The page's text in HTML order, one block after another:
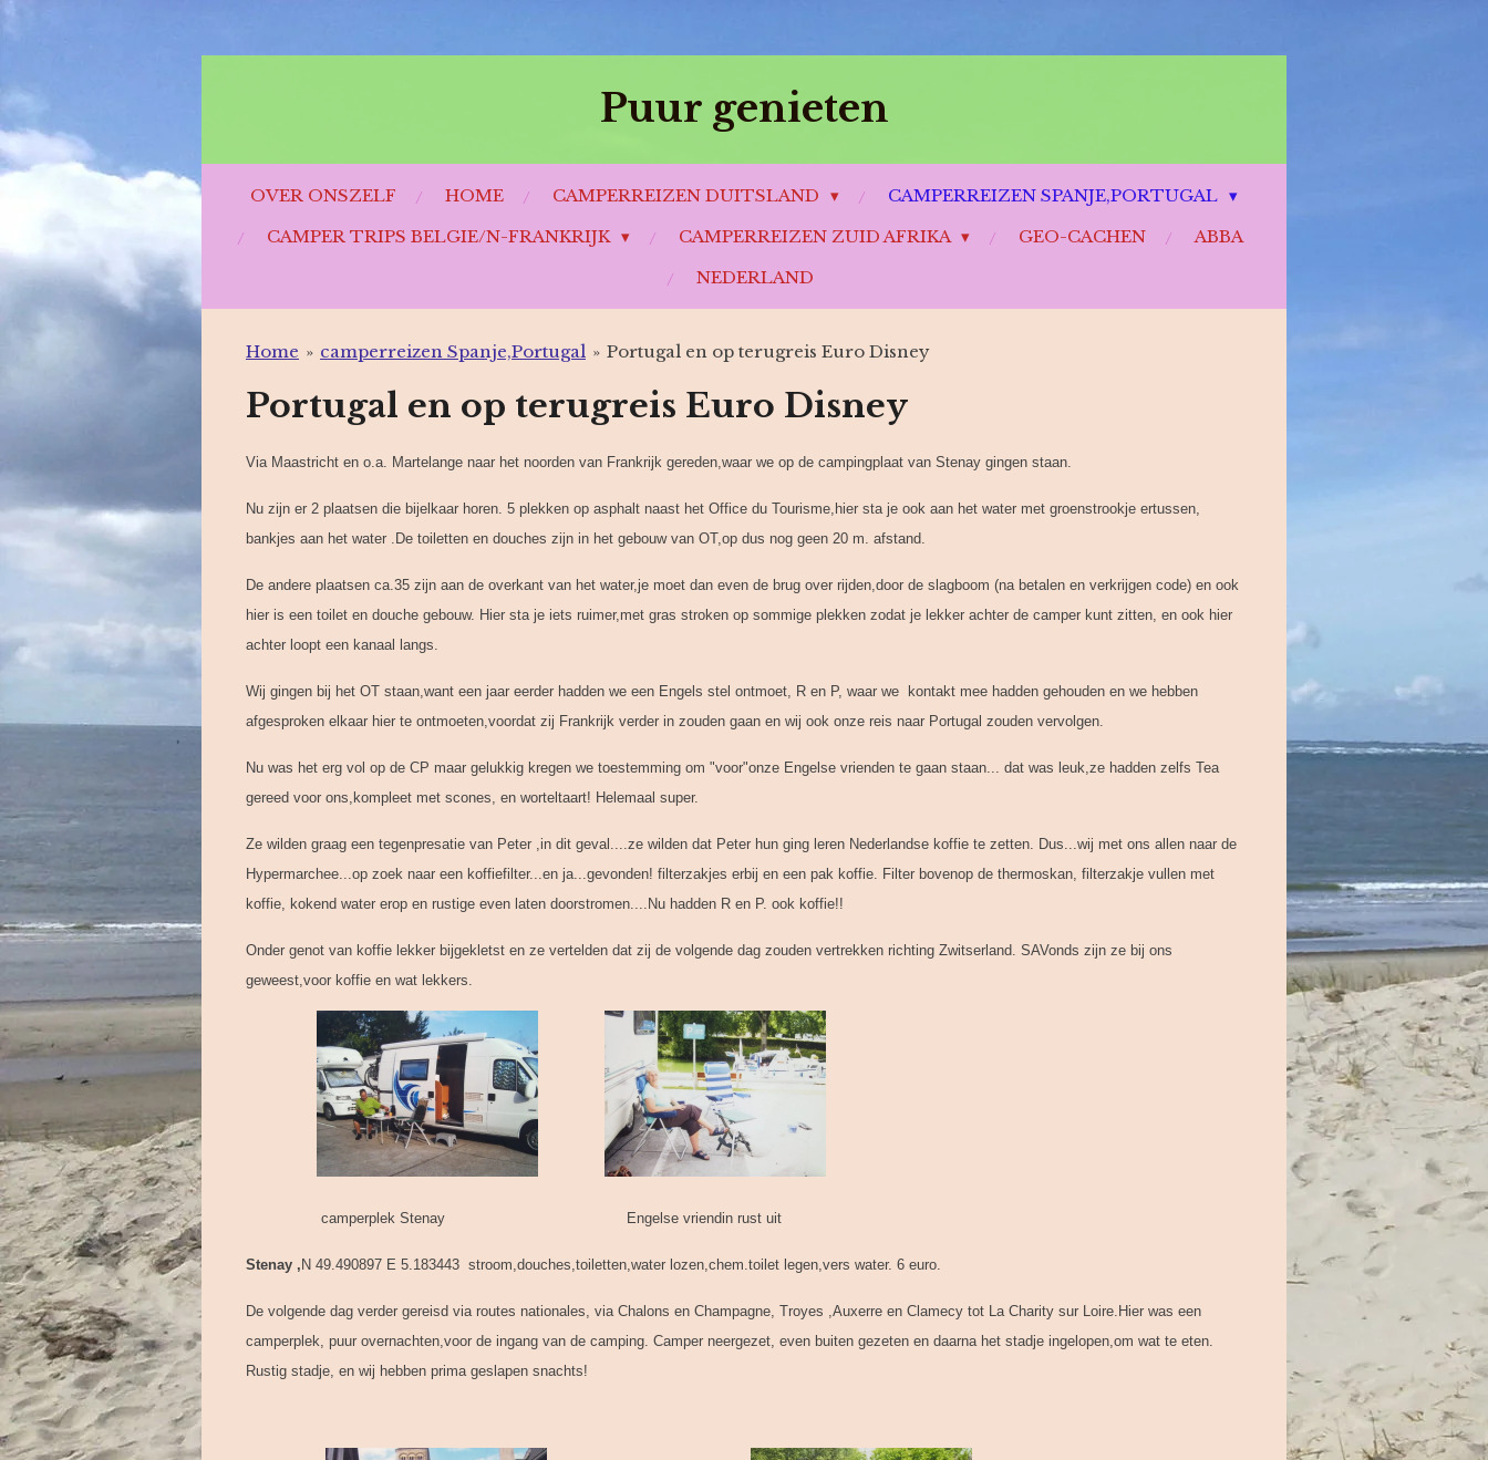
hoofdinhoud
Puur genieten
OVER ONSZELF HOME CAMPERREIZEN DUITSLAND
CAMPERREIZEN SPANJE,PORTUGAL
CAMPER TRIPS BELGIE/N-FRANKRIJK
CAMPERREIZEN ZUID AFRIKA GEO-CACHEN
ABBA
NEDERLAND
Home » camperreizen Spanje,Portugal » Portugal en op terugreis Euro Disney
Portugal en op terugreis Euro Disney
Via Maastricht en o.a. Martelange naar het noorden van Frankrijk gereden,waar we op de campingplaat van Stenay gingen staan.
Nu zijn er 2 plaatsen die bijelkaar horen. 5 plekken op asphalt naast het Office du Tourisme,hier sta je ook aan het water met groenstrookje ertussen,
bankjes aan het water .De toiletten en douches zijn in het gebouw van OT,op dus nog geen 20 m. afstand.
De andere plaatsen ca.35 zijn aan de overkant van het water,je moet dan even de brug over rijden,door de slagboom (na betalen en verkrijgen code) en ook
hier is een toilet en douche gebouw. Hier sta je iets ruimer,met gras stroken op sommige plekken zodat je lekker achter de camper kunt zitten, en ook hier
achter loopt een kanaal langs.
Wij gingen bij het OT staan,want een jaar eerder hadden we een Engels stel ontmoet, R en P, waar we kontakt mee hadden gehouden en we hebben
afgesproken elkaar hier te ontmoeten,voordat zij Frankrijk verder in zouden gaan en wij ook onze reis naar Portugal zouden vervolgen.
Nu was het erg vol op de CP maar gelukkig kregen we toestemming om "voor"onze Engelse vrienden te gaan staan... dat was leuk,ze hadden zelfs Tea
gereed voor ons,kompleet met scones, en worteltaart! Helemaal super.
Ze wilden graag een tegenpresatie van Peter ,in dit geval....ze wilden dat Peter hun ging leren Nederlandse koffie te zetten. Dus...wij met ons allen naar de
Hypermarchee...op zoek naar een koffiefilter...en ja...gevonden! filterzakjes erbij en een pak koffie. Filter bovenop de thermoskan, filterzakje vullen met
koffie, kokend water erop en rustige even laten doorstromen....Nu hadden R en P. ook koffie!!
Onder genot van koffie lekker bijgekletst en ze vertelden dat zij de volgende dag zouden vertrekken richting Zwitserland. SAVonds zijn ze bij ons
geweest,voor koffie en wat lekkers.
camperplek Stenay Engelse vriendin rust uit
Stenay , N 49.490897 E 5.183443 stroom,douches,toiletten,water lozen,chem.toilet legen,vers water. 6 euro.
De volgende dag verder gereisd via routes nationales, via Chalons en Champagne, Troyes ,Auxerre en Clamecy tot La Charity sur Loire.Hier was een
camperplek, puur overnachten,voor de ingang van de camping. Camper neergezet, even buiten gezeten en daarna het stadje ingelopen,om wat te eten.
Rustig stadje, en wij hebben prima geslapen snachts!